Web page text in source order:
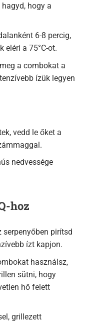
hogy a
6-8 percig,
eléri a 75°C-ot.
a combokat a
ízük legyen
vedd le őket a
nedvessége
hoz
serpenyőben pirítsd
ízt kapjon.
használsz,
sütni, hogy
hő felett
grillezett